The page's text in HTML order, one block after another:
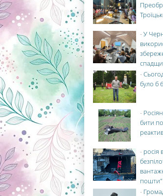
-У
-
було б
-
бити
- росія
пошти"
-